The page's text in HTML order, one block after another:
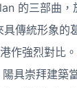
的三部曲，
具傳統形象的
強烈對比
具崇拜建築